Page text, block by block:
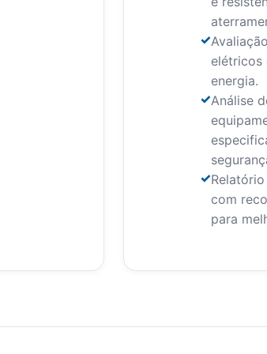
elétricos
energia.
Análise
com
para